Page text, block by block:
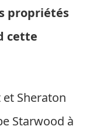
propriétés
cette
et Sheraton
Starwood à